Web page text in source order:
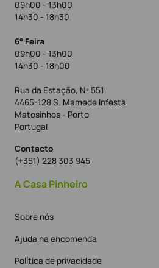
09h00 - 13h00
14h30 - 18h30
6° Feira
09h00 - 13h00
14h30 - 18h00
Rua da Estação, Nº 551
4465-128 S. Mamede Infesta
Matosinhos - Porto
Portugal
Contacto
(+351) 228 303 945
A Casa Pinheiro
Sobre nós
Ajuda na encomenda
Política de privacidade